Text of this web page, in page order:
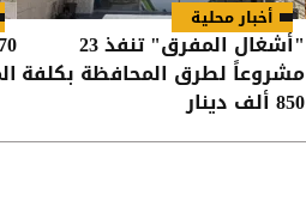
أخبار محلية
"أشغال المفرق" تنفذ 23
مشروعاً لطرق المحافظة بكلفة
850 ألف دينار